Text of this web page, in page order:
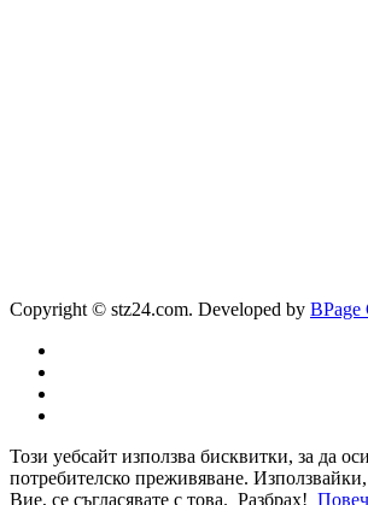
Copyright © stz24.com. Developed by BPage
Този уебсайт използва бисквитки, за да
потребителско преживяване.
Вие, се съгласявате с това. Разбрах!